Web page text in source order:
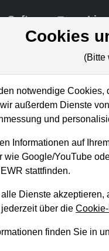
Software
und
Cookies
(Bitte
notwendige Cookies,
außerdem Dienste
und
Informationen auf
wie Google/YouTube
stattfinden.
Dienste
über die
finden Sie in